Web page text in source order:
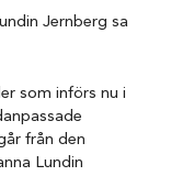
Jernberg sa
som införs nu i
från den
Lundin